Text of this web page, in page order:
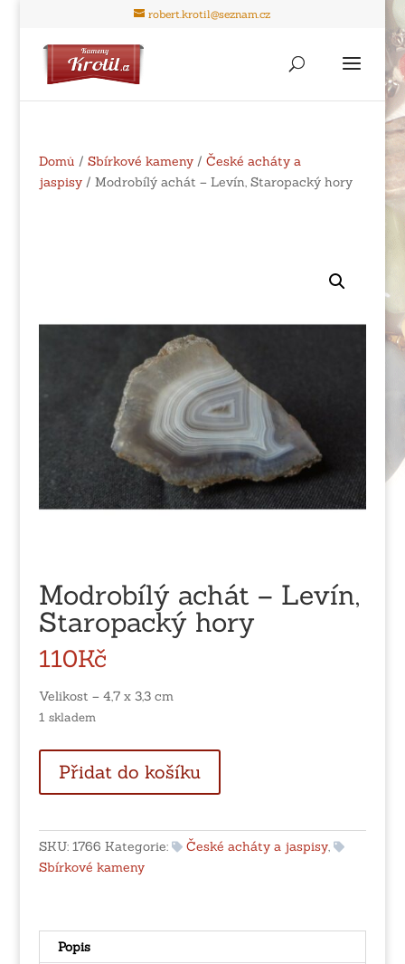
robert.krotil@seznam.cz
Domů / Sbírkové kameny/ České acháty a
jaspisy/ Modrobílý achát – Levín, Staropacký hory
Modrobílý achát – Levín,
Staropacký hory
110Kč
Velikost – 4,7 x 3,3 cm
1 skladem
achát
-
Staropacký
hory
Přidat do košíku
SKU: 1766 Kategorie: České acháty a jaspisy,
Sbírkové kameny
Popis